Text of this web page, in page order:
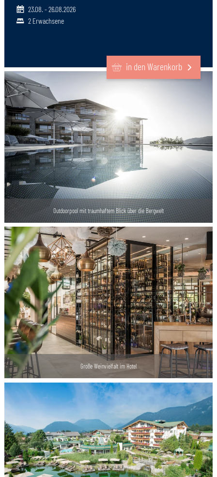
Outdoorpool mit traumhaftem Blick über die Bergwelt
Kulinarik auf Höchstniveau
23.08. - 26.08.2026
2 Erwachsene
in den Warenkorb
Große Weinvielfalt im Hotel